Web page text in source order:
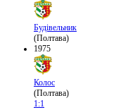
Будівельник
(Полтава)
1975
Колос
(Полтава)
1:1